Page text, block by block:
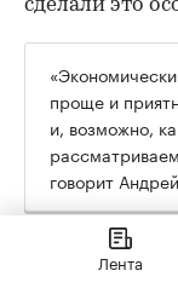
сделали это
проще и
и, возможно,
говорит
Их формат в
Лента